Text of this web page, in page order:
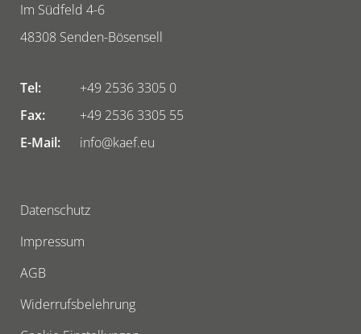
Im Südfeld 4-6
48308 Senden-Bösensell
Tel:
+49 2536 3305 0
Fax:
+49 2536 3305 55
E-Mail:
info@kaef.eu
Datenschutz
Impressum
AGB
Widerrufsbelehrung